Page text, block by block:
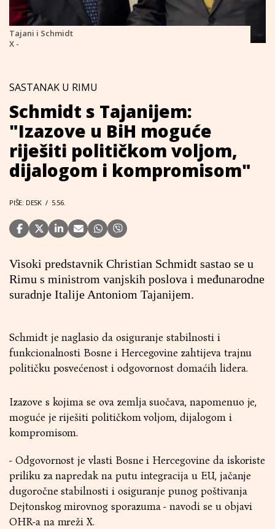
Tajani i Schmidt
X -
SASTANAK U RIMU
Schmidt s Tajanijem:
"Izazove u BiH moguće
riješiti političkom voljom,
dijalogom i kompromisom"
PIŠE: DESK / 5.56.
Visoki predstavnik Christian Schmidt sastao se u
Rimu s ministrom vanjskih poslova i međunarodne
suradnje Italije Antoniom Tajanijem.
Schmidt je naglasio da osiguranje stabilnosti i
funkcionalnosti Bosne i Hercegovine zahtijeva trajnu
političku posvećenost i odgovornost domaćih lidera.
Izazove s kojima se ova zemlja suočava, napomenuo je,
moguće je riješiti političkom voljom, dijalogom i
kompromisom.
- Odgovornost je vlasti Bosne i Hercegovine da iskoriste
priliku za napredak na putu integracija u EU, jačanje
dugoročne stabilnosti i osiguranje punog poštivanja
Dejtonskog mirovnog sporazuma - navodi se u objavi
OHR-a na mreži X.